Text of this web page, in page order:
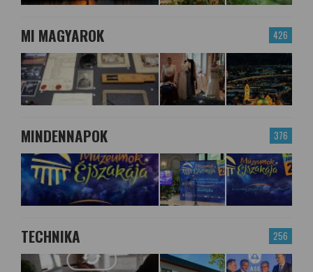
426
MI MAGYAROK
376
MINDENNAPOK
256
TECHNIKA